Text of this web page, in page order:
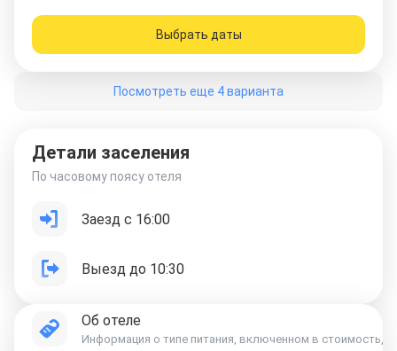
Выбрать даты
Посмотреть еще 4 варианта
Детали заселения
По часовому поясу отеля
Заезд с 16:00
Выезд до 10:30
Об отеле
Информация о типе питания, включенном в стоимость,